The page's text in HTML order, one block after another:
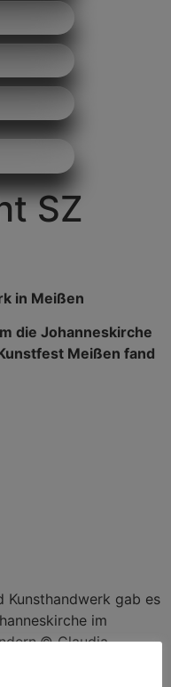
SZ
in Meißen
die Johanneskirche
Meißen fand
Kunsthandwerk gab es
im
Claudia